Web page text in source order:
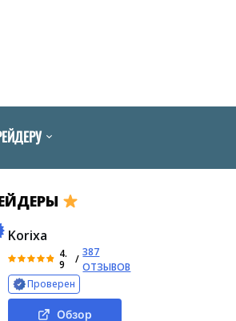
Korixa
4.
9
/
387
ОТЗЫВОВ
Проверен
Обзор